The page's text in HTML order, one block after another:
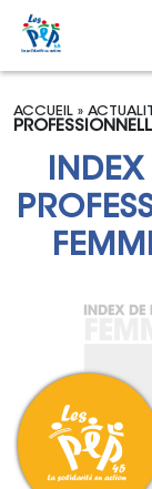
ACCUEIL »